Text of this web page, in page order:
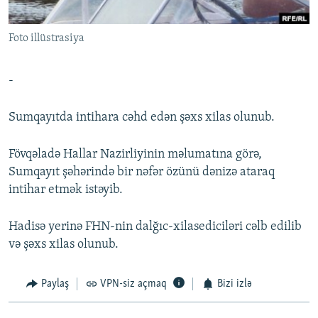
İNFOQRAFIKA
KARIKATURA
AZƏRBAYCAN ƏDƏBIYYATI KITABXANASI
İSLAM VƏ DEMOKRATIYA
MISSIYAMIZ
PEŞƏ ETIKASI VƏ JURNALISTIKA STANDARTLARIMIZ
BIZIMLƏ ƏLAQƏ
BIZI IZLƏ
Foto illüstrasiya
-
Sumqayıtda intihara cəhd edən şəxs xilas olunub.
Fövqəladə Hallar Nazirliyinin məlumatına görə,
Sumqayıt şəhərində bir nəfər özünü dənizə ataraq
intihar etmək istəyib.
Hadisə yerinə FHN-nin dalğıc-xilasediciləri cəlb edilib
və şəxs xilas olunub.
Paylaş VPN-siz açmaq Bizi izlə